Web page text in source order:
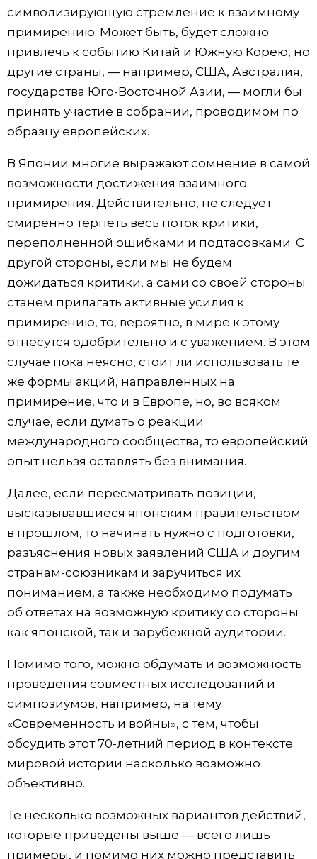
символизирующую стремление к взаимному
примирению. Может быть, будет сложно
привлечь к событию Китай и Южную Корею, но
другие страны, — например, США, Австралия,
государства Юго-Восточной Азии, — могли бы
принять участие в собрании, проводимом по
образцу европейских.
В Японии многие выражают сомнение в самой
возможности достижения взаимного
примирения. Действительно, не следует
смиренно терпеть весь поток критики,
переполненной ошибками и подтасовками. С
другой стороны, если мы не будем
дожидаться критики, а сами со своей стороны
станем прилагать активные усилия к
примирению, то, вероятно, в мире к этому
отнесутся одобрительно и с уважением. В этом
случае пока неясно, стоит ли использовать те
же формы акций, направленных на
примирение, что и в Европе, но, во всяком
случае, если думать о реакции
международного сообщества, то европейский
опыт нельзя оставлять без внимания.
Далее, если пересматривать позиции,
высказывавшиеся японским правительством
в прошлом, то начинать нужно с подготовки,
разъяснения новых заявлений США и другим
странам-союзникам и заручиться их
пониманием, а также необходимо подумать
об ответах на возможную критику со стороны
как японской, так и зарубежной аудитории.
Помимо того, можно обдумать и возможность
проведения совместных исследований и
симпозиумов, например, на тему
«Современность и войны», с тем, чтобы
обсудить этот 70-летний период в контексте
мировой истории насколько возможно
объективно.
Те несколько возможных вариантов действий,
которые приведены выше — всего лишь
примеры, и помимо них можно представить